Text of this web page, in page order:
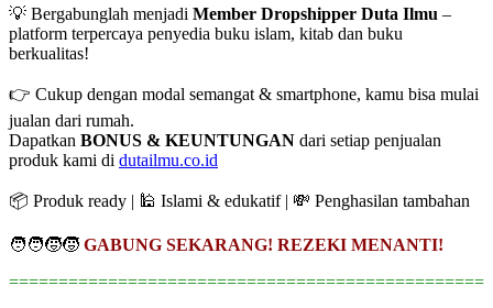
💡 Bergabunglah menjadi Member Dropshipper Duta Ilmu –
platform terpercaya penyedia buku islam, kitab dan buku
berkualitas!
👉 Cukup dengan modal semangat & smartphone, kamu bisa mulai
jualan dari rumah.
Dapatkan BONUS & KEUNTUNGAN dari setiap penjualan
produk kami di dutailmu.co.id
📦 Produk ready | 🕌 Islami & edukatif | 💸 Penghasilan tambahan
🧑‍🧑‍🧒‍🧒 GABUNG SEKARANG! REZEKI MENANTI!
================================================